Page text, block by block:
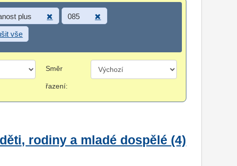
plus 085
vše
Směr
řazení:
rodiny a mladé dospělé (4)